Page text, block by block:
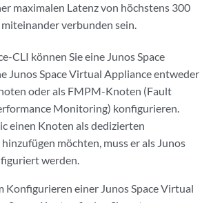
maximalen Latenz von höchstens 300
verbunden sein.
CLI können Sie eine Junos Space
Junos Space Virtual Appliance entweder
oder als FMPM-Knoten (Fault
Monitoring) konfigurieren.
einen Knoten als dedizierten
möchten, muss er als Junos
werden.
Konfigurieren einer Junos Space Virtual